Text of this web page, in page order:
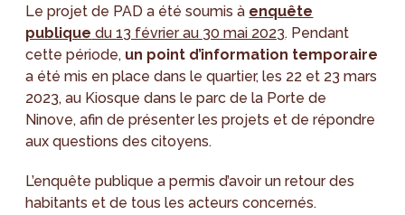
Le projet de PAD a été soumis à enquête
publique du 13 février au 30 mai 2023. Pendant
cette période, un point d’information temporaire
a été mis en place dans le quartier, les 22 et 23 mars
2023, au Kiosque dans le parc de la Porte de
Ninove, afin de présenter les projets et de répondre
aux questions des citoyens.
L’enquête publique a permis d’avoir un retour des
habitants et de tous les acteurs concernés.